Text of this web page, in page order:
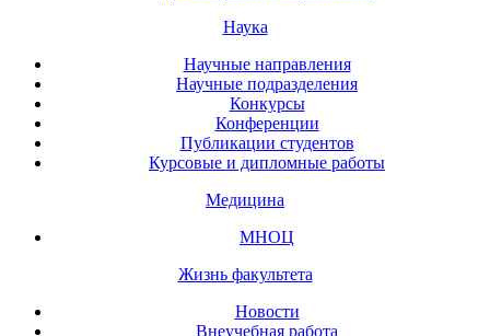
Наука
Научные направления
Научные подразделения
Конкурсы
Конференции
Публикации студентов
Курсовые и дипломные работы
Медицина
МНОЦ
Жизнь факультета
Новости
Внеучебная работа